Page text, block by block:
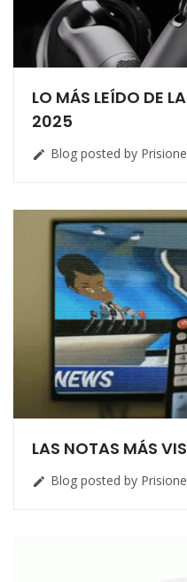
LO MÁS LEÍDO DE
2025
 Blog posted by
LAS NOTAS MÁS
 Blog posted by